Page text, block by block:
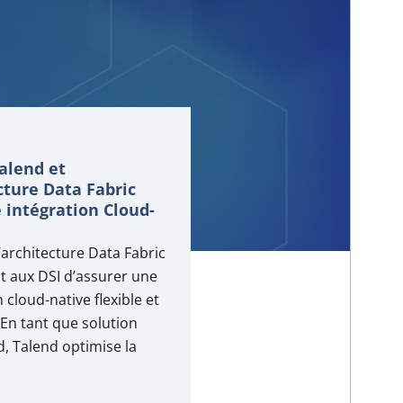
et
Data Fabric
intégration Cloud-
Data Fabric
DSI d’assurer une
cloud-native flexible et
tant que solution
Talend optimise la